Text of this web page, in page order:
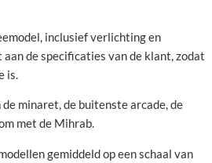
inclusief verlichting en
de specificaties van de klant, zodat
is.
minaret, de buitenste arcade, de
met de Mihrab.
gemiddeld op een schaal van